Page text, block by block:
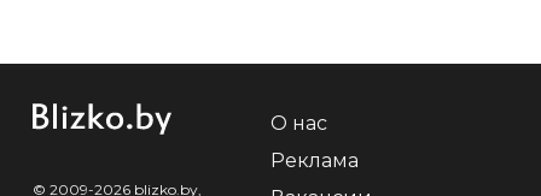
© 2009-2026 blizko.by,
О нас
Реклама